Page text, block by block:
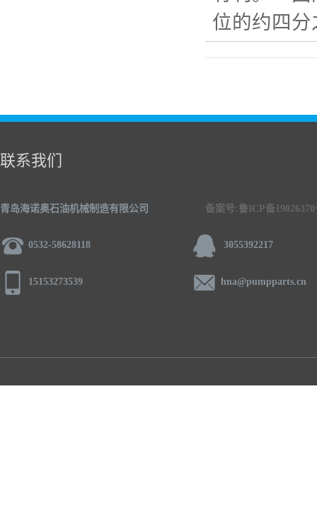
位的约四分
联系我们
青岛海诺奥石油机械制造有限公司 备案号:鲁ICP备19026370
0532-58628118 3055392217
15153273539 hna@pumpparts.cn